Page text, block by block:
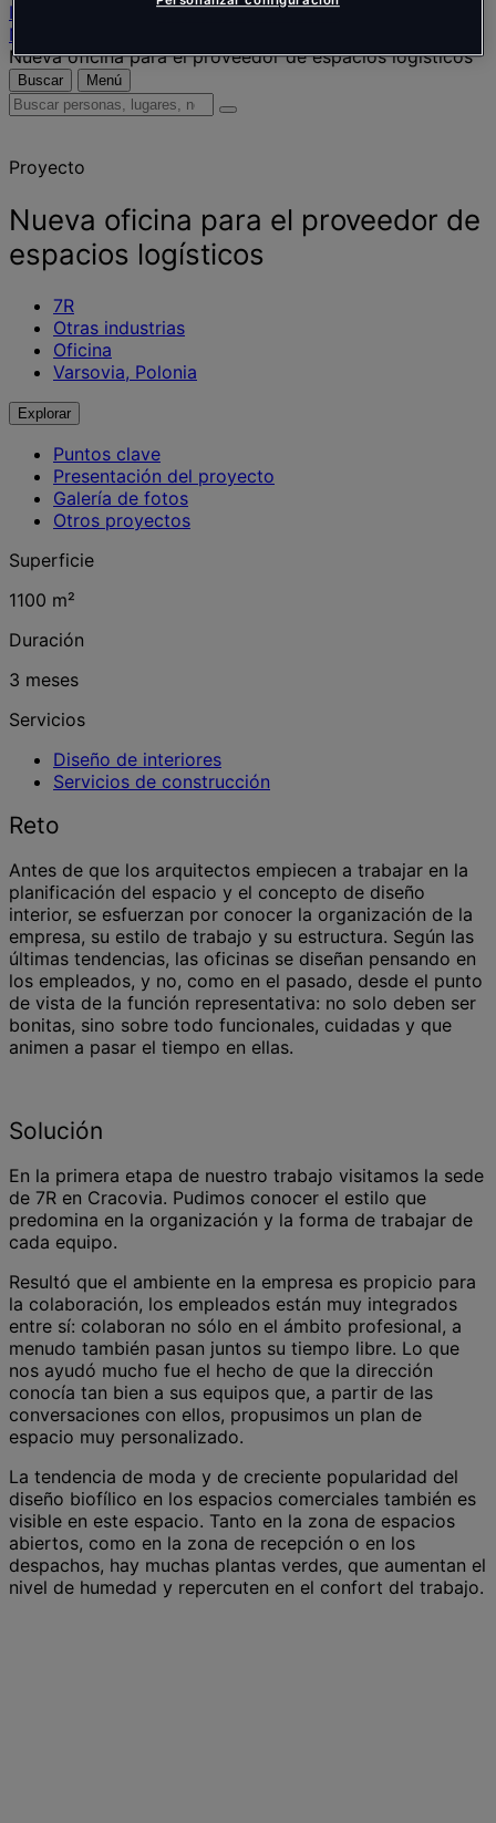
Inicio
Nuestro trabajo
Nueva oficina para el proveedor de espacios logísticos
Buscar Menú
Buscar
noticias
opiniones
Proyecto
Nueva oficina para el proveedor de
espacios logísticos
7R
Otras industrias
Oficina
Varsovia, Polonia
Explorar
Puntos clave
Presentación del proyecto
Galería de fotos
Otros proyectos
Superficie
1100 m²
Duración
3 meses
Servicios
Diseño de interiores
Servicios de construcción
Reto
Antes de que los arquitectos empiecen a trabajar en la
planificación del espacio y el concepto de diseño
interior, se esfuerzan por conocer la organización de la
empresa, su estilo de trabajo y su estructura. Según las
últimas tendencias, las oficinas se diseñan pensando en
los empleados, y no, como en el pasado, desde el punto
de vista de la función representativa: no solo deben ser
bonitas, sino sobre todo funcionales, cuidadas y que
animen a pasar el tiempo en ellas.
Solución
En la primera etapa de nuestro trabajo visitamos la sede
de 7R en Cracovia. Pudimos conocer el estilo que
predomina en la organización y la forma de trabajar de
cada equipo.
Resultó que el ambiente en la empresa es propicio para
la colaboración, los empleados están muy integrados
entre sí: colaboran no sólo en el ámbito profesional, a
menudo también pasan juntos su tiempo libre. Lo que
nos ayudó mucho fue el hecho de que la dirección
conocía tan bien a sus equipos que, a partir de las
conversaciones con ellos, propusimos un plan de
espacio muy personalizado.
La tendencia de moda y de creciente popularidad del
diseño biofílico en los espacios comerciales también es
visible en este espacio. Tanto en la zona de espacios
abiertos, como en la zona de recepción o en los
despachos, hay muchas plantas verdes, que aumentan el
nivel de humedad y repercuten en el confort del trabajo.